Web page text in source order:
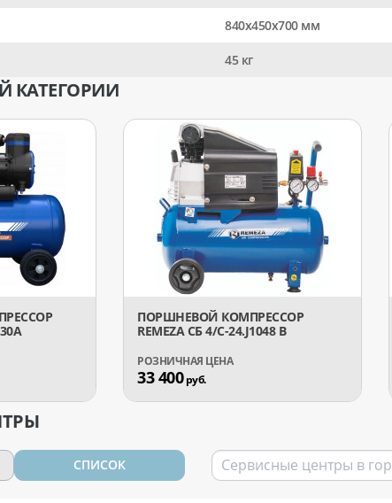
840x450x700 мм
45 кг
КАТЕГОРИИ
ПОРШНЕВОЙ КОМПРЕССОР
REMEZA CБ 4/C-24.J1048 B
33 400руб.
СПИСОК